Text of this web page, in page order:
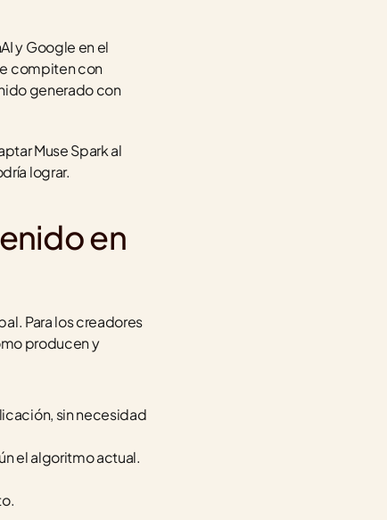
y Google en el
compiten con
generado con
Muse Spark al
lograr.
en
Para los creadores
producen y
sin necesidad
el algoritmo actual.